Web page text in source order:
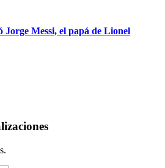
Messi, el papá de Lionel